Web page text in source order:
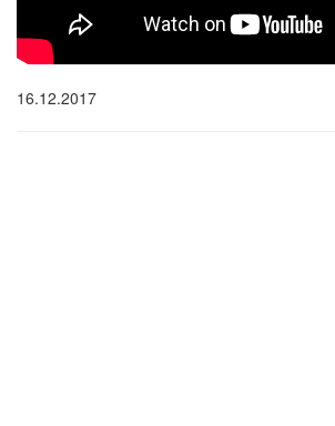
16.12.2017